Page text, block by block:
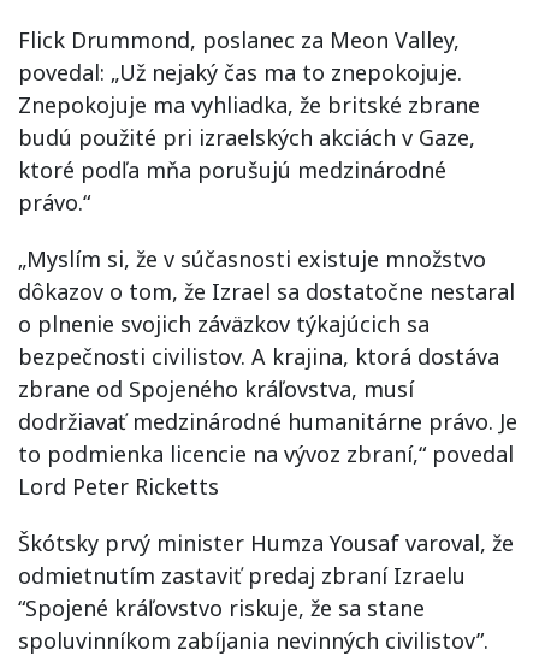
Flick Drummond, poslanec za Meon Valley,
povedal: „Už nejaký čas ma to znepokojuje.
Znepokojuje ma vyhliadka, že britské zbrane
budú použité pri izraelských akciách v Gaze,
ktoré podľa mňa porušujú medzinárodné
právo.“
„Myslím si, že v súčasnosti existuje množstvo
dôkazov o tom, že Izrael sa dostatočne nestaral
o plnenie svojich záväzkov týkajúcich sa
bezpečnosti civilistov. A krajina, ktorá dostáva
zbrane od Spojeného kráľovstva, musí
dodržiavať medzinárodné humanitárne právo. Je
to podmienka licencie na vývoz zbraní,“ povedal
Lord Peter Ricketts
Škótsky prvý minister Humza Yousaf varoval, že
odmietnutím zastaviť predaj zbraní Izraelu
“Spojené kráľovstvo riskuje, že sa stane
spoluvinníkom zabíjania nevinných civilistov”.